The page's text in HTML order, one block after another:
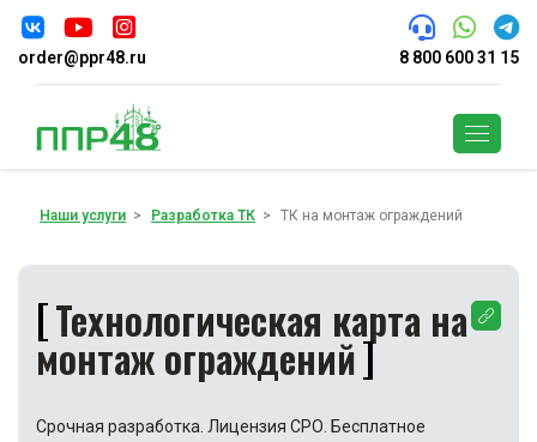
order@ppr48.ru 8 800 600 31 15
Наши услуги Разработка ТК ТК на монтаж ограждений
Технологическая карта на
монтаж ограждений
Срочная разработка. Лицензия СРО. Бесплатное